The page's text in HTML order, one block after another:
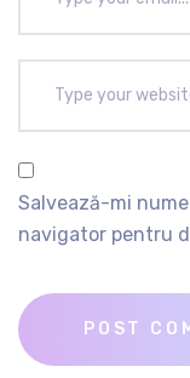
Salvează-mi
navigator pentru